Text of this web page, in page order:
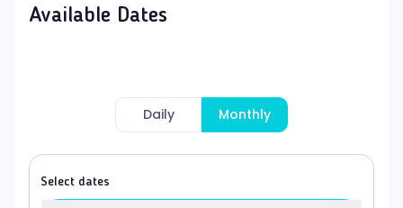
Available Dates
Daily Monthly
Select dates